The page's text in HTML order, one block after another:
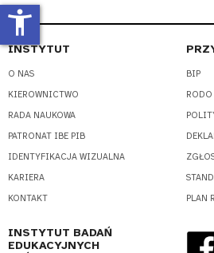
INSTYTUT
O NAS
KIEROWNICTWO
RADA NAUKOWA
PATRONAT IBE PIB
IDENTYFIKACJA WIZUALNA
KARIERA
KONTAKT
BIP
RODO
PLAN
INSTYTUT BADAŃ
EDUKACYJNYCH
accessibility_new